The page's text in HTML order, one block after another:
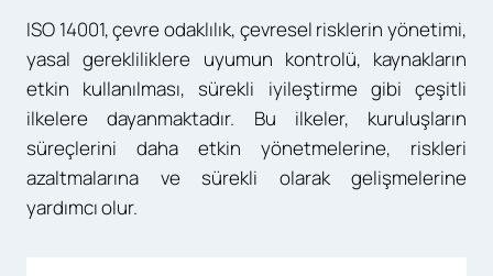
ISO 14001, çevre odaklılık, çevresel risklerin yönetimi,
yasal gerekliliklere uyumun kontrolü, kaynakların
etkin kullanılması, sürekli iyileştirme gibi çeşitli
ilkelere dayanmaktadır. Bu ilkeler, kuruluşların
süreçlerini daha etkin yönetmelerine, riskleri
azaltmalarına ve sürekli olarak gelişmelerine
yardımcı olur.